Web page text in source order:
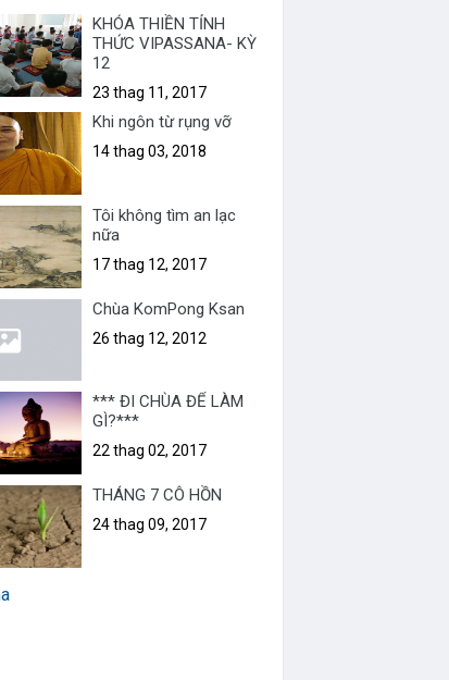
KHÓA THIỀN TỈNH
THỨC VIPASSANA- KỲ
12
23 thag 11, 2017
Khi ngôn từ rụng vỡ
14 thag 03, 2018
Tôi không tìm an lạc
nữa
17 thag 12, 2017
Chùa KomPong Ksan
26 thag 12, 2012
*** ĐI CHÙA ĐỂ LÀM
GÌ?***
22 thag 02, 2017
THÁNG 7 CÔ HỒN
24 thag 09, 2017